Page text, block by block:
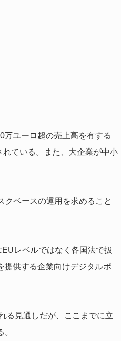
ユーロ超の売上高を有する
ている。また、大企業が中小
ベースの運用を求めること
レベルではなく各国法で扱
提供する企業向けデジタルポ
る見通しだが、ここまでに立